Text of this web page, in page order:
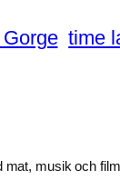
time
mat, musik och